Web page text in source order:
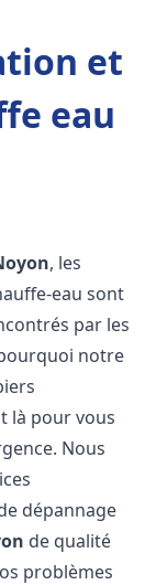
et
eau
, les
eau sont
par les
notre
là pour vous
Nous
dépannage
de qualité
problèmes